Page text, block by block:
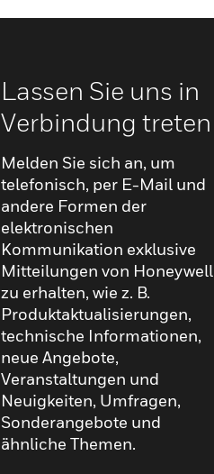
Lassen Sie uns in
Verbindung treten
Melden Sie sich an, um
telefonisch, per E-Mail und
andere Formen der
elektronischen
Kommunikation exklusive
Mitteilungen von Honeywell
zu erhalten, wie z. B.
Produktaktualisierungen,
technische Informationen,
neue Angebote,
Veranstaltungen und
Neuigkeiten, Umfragen,
Sonderangebote und
ähnliche Themen.